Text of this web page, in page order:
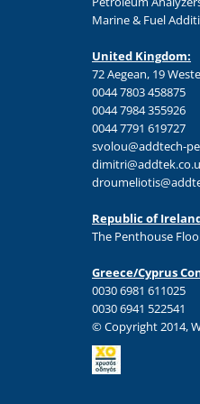
Marine & Fuel
United Kingdom:
72 Aegean, 19
0044 7803 458875
0044 7984 355926
0044 7791 619727
svolou@addtech-
Republic of
The Penthouse
Greece/Cyprus
0030 6981 611025
0030 6941 522541
© Copyright 2014,